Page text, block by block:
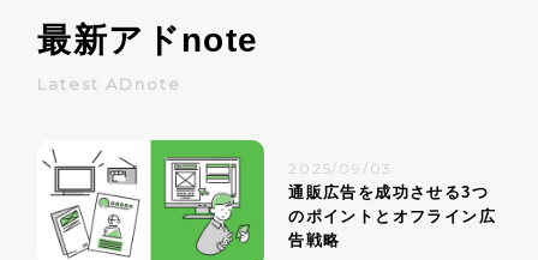
最新アドnote
Latest ADnote
2025/09/03
通販広告を成功させる3つ
のポイントとオフライン広
告戦略